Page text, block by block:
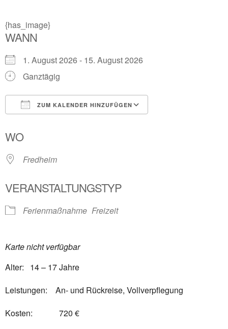
{has_image}
WANN
1. August 2026 - 15. August 2026
Ganztägig
ZUM KALENDER HINZUFÜGEN
WO
Fredheim
VERANSTALTUNGSTYP
Ferienmaßnahme Freizeit
Karte nicht verfügbar
Alter: 14 – 17 Jahre
Leistungen: An- und Rückreise, Vollverpflegung
Kosten: 720 €